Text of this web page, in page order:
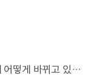
엔진으로 움직이는 기계로 여겨졌던 자동차.배터리와 소프트웨어를 통해 어떻게 바뀌고 있을까요? 현대진행형 팟캐스트 EP.21에서 확인하세요.📻 #현대자동차그룹 #현대진행형 #모빌리티팟캐스트 #SDV #전기차 #연료 #미래모빌리티 #모빌리티